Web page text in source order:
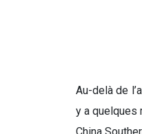
Au-delà de
y a quelques